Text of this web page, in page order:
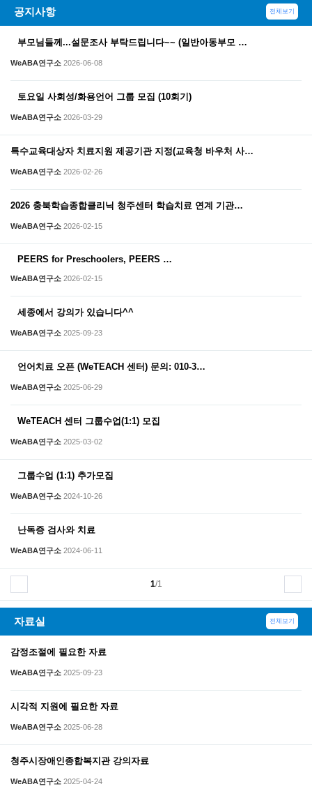
공지사항
부모님들께...설문조사 부탁드립니다~~ (일반아동부모 …
WeABA연구소 2026-06-08
토요일 사회성/화용언어 그룹 모집 (10회기)
WeABA연구소 2026-03-29
특수교육대상자 치료지원 제공기관 지정(교육청 바우처 사…
WeABA연구소 2026-02-26
2026 충북학습종합클리닉 청주센터 학습치료 연계 기관…
WeABA연구소 2026-02-15
PEERS for Preschoolers, PEERS …
WeABA연구소 2026-02-15
세종에서 강의가 있습니다^^
WeABA연구소 2025-09-23
언어치료 오픈 (WeTEACH 센터) 문의: 010-3…
WeABA연구소 2025-06-29
WeTEACH 센터 그룹수업(1:1) 모집
WeABA연구소 2025-03-02
그룹수업 (1:1) 추가모집
WeABA연구소 2024-10-26
난독증 검사와 치료
WeABA연구소 2024-06-11
1/1
전체보기
자료실
감정조절에 필요한 자료
WeABA연구소 2025-09-23
시각적 지원에 필요한 자료
WeABA연구소 2025-06-28
청주시장애인종합복지관 강의자료
WeABA연구소 2025-04-24
전체보기